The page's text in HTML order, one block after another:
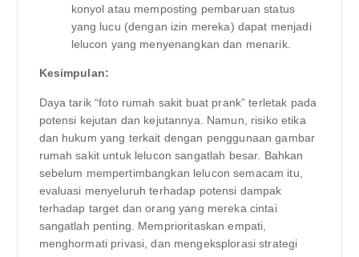
konyol atau memposting pembaruan status
yang lucu (dengan izin mereka) dapat menjadi
lelucon yang menyenangkan dan menarik.
Kesimpulan:
Daya tarik “foto rumah sakit buat prank” terletak pada
potensi kejutan dan kejutannya. Namun, risiko etika
dan hukum yang terkait dengan penggunaan gambar
rumah sakit untuk lelucon sangatlah besar. Bahkan
sebelum mempertimbangkan lelucon semacam itu,
evaluasi menyeluruh terhadap potensi dampak
terhadap target dan orang yang mereka cintai
sangatlah penting. Memprioritaskan empati,
menghormati privasi, dan mengeksplorasi strategi